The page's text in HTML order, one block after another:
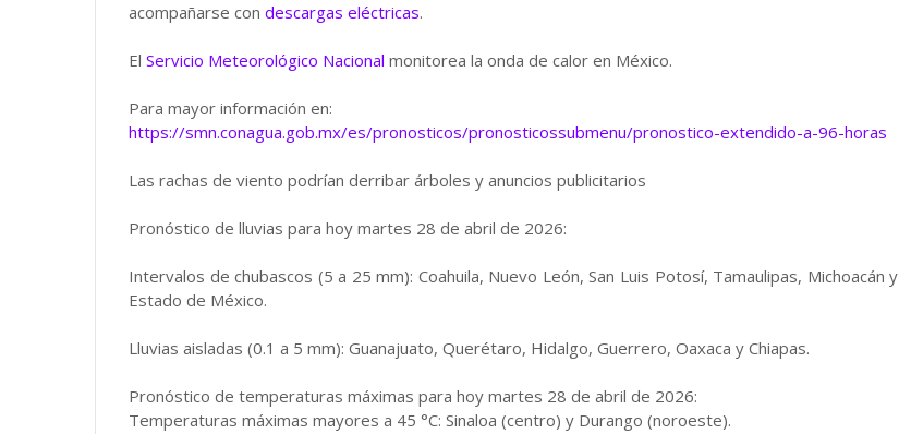
acompañarse con descargas eléctricas.
El Servicio Meteorológico Nacional monitorea la onda de calor en México.
Para mayor información en:
https://smn.conagua.gob.mx/es/pronosticos/pronosticossubmenu/pronostico-extendido-a-96-horas
Las rachas de viento podrían derribar árboles y anuncios publicitarios
Pronóstico de lluvias para hoy martes 28 de abril de 2026:
Intervalos de chubascos (5 a 25 mm): Coahuila, Nuevo León, San Luis Potosí, Tamaulipas, Michoacán y
Estado de México.
Lluvias aisladas (0.1 a 5 mm): Guanajuato, Querétaro, Hidalgo, Guerrero, Oaxaca y Chiapas.
Pronóstico de temperaturas máximas para hoy martes 28 de abril de 2026:
Temperaturas máximas mayores a 45 °C: Sinaloa (centro) y Durango (noroeste).